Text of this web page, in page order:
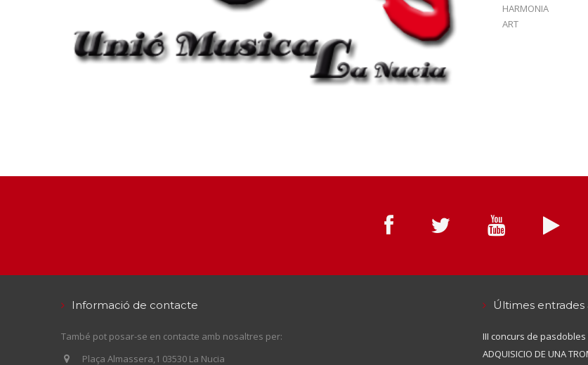
HARMONIA
ART
Informació de contacte
També pot posar-se en contacte amb nosaltres per:
Plaça Almassera,1 03530 La Nucia
Últimes entrades
III concurs de pasdobles
ADQUISICIO DE UNA